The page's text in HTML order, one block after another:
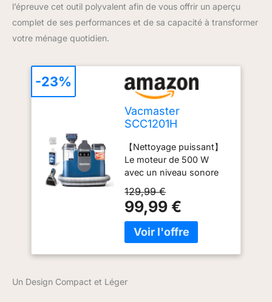
l’épreuve cet outil polyvalent afin de vous offrir un aperçu
complet de ses performances et de sa capacité à transformer
votre ménage quotidien.
Vacmaster
SCC1201H
Canapé, Moteur
Puissant de 500W,
Nettoyeurs tapis et
moquettes Idéal
pour Taches &
Saletés
Quotidiennes,
Nettoyeur pour
Tapis, Moquettes,
【Nettoyage puissant】
Le moteur de 500 W
avec un niveau sonore
nettoyer efficacement les
coins de votre maison
ainsi que les sièges et les
garnitures de votre
amovibles facilitent le
129,99 €
99,99 €
-23%
Un Design Compact et Léger